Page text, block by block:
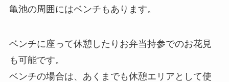
亀池の周囲にはベンチもあります。
ベンチに座って休憩したりお弁当持参でのお花見
も可能です。
ベンチの場合は、あくまでも休憩エリアとして使